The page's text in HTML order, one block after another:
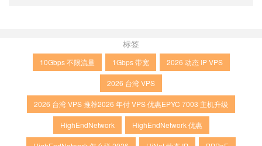
标签
10Gbps 不限流量 1Gbps 带宽 2026 动态 IP VPS
2026 台湾 VPS
2026 台湾 VPS 推荐2026 年付 VPS 优惠EPYC 7003 主机升级
HighEndNetwork HighEndNetwork 优惠